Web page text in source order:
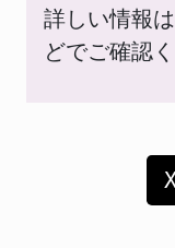
詳しい情報
どでご確認く